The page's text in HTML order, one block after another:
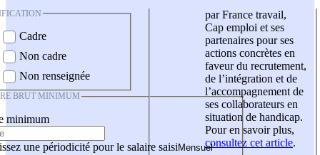
Cadre
Non cadre
Non renseignée
BRUT MINIMUM
minimum
une périodicité pour le salaire saisi
par France travail,
Cap emploi et ses
partenaires pour ses
actions concrètes en
faveur du recrutement,
de l’intégration et de
l’accompagnement de
ses collaborateurs en
situation de handicap.
Pour en savoir plus,
consultez cet article.